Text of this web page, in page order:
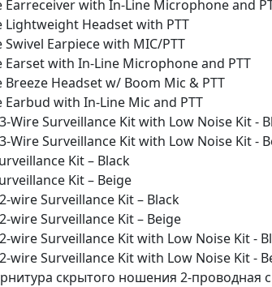
Earreceiver with In-Line Microphone and
Lightweight Headset with PTT
Earpiece with MIC/PTT
Earset with In-Line Microphone and PTT
Breeze Headset w/ Boom Mic & PTT
Earbud with In-Line Mic and PTT
Wire Surveillance Kit with Low Noise Kit -
Wire Surveillance Kit with Low Noise Kit -
Kit – Black
Kit – Beige
wire Surveillance Kit – Black
wire Surveillance Kit – Beige
wire Surveillance Kit with Low Noise Kit -
wire Surveillance Kit with Low Noise Kit -
скрытого ношения 2-проводная